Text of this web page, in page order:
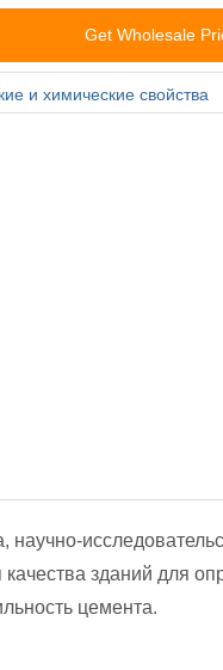
Get Wholesale
и химические свойства
зданий для
цемента.